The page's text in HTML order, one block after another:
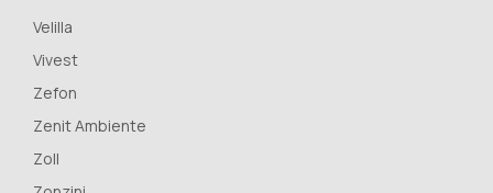
Velilla
Vivest
Zefon
Zenit Ambiente
Zoll